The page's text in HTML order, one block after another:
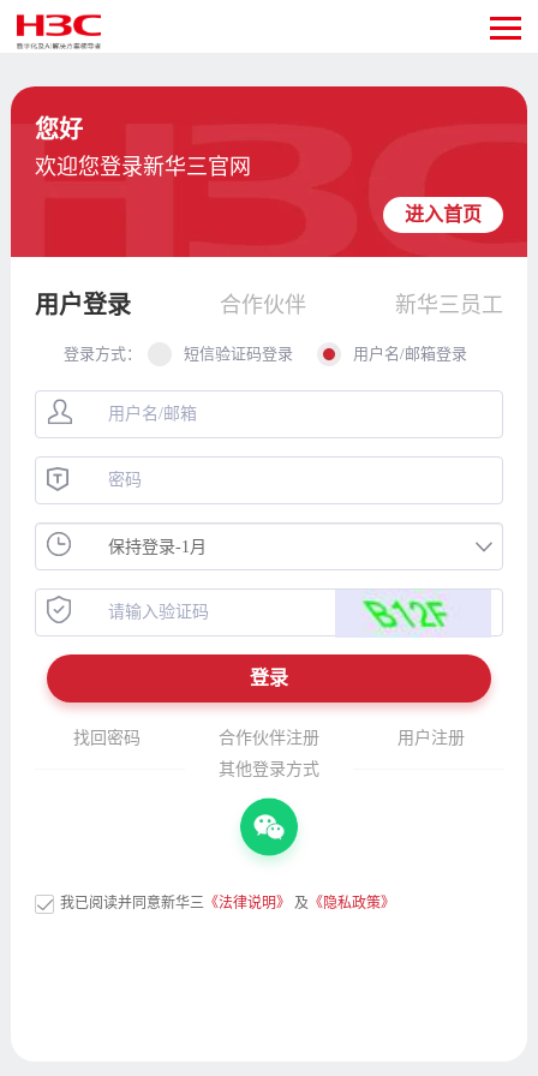
您好
欢迎您登录新华三官网
进入首页
用户登录 合作伙伴 新华三员工
登录方式： 短信验证码登录 用户名/邮箱登录
找回密码 合作伙伴注册
用户注册
其他登录方式
我已阅读并同意新华三《法律说明》 及 《隐私政策》